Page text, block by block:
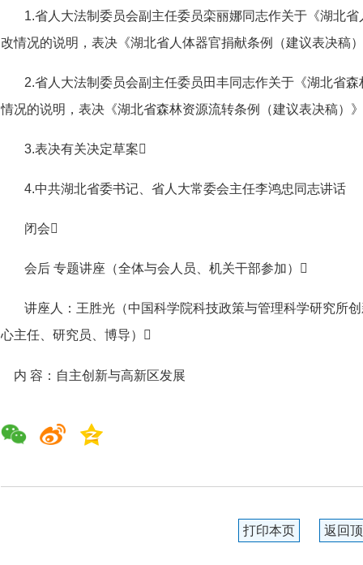
1.省人大法制委员会副主任委员栾丽娜同志作关于《湖北
改情况的说明，表决《湖北省人体器官捐献条例（建议表决稿
2.省人大法制委员会副主任委员田丰同志作关于《湖北省
情况的说明，表决《湖北省森林资源流转条例（建议表决稿）
3.表决有关决定草案
4.中共湖北省委书记、省人大常委会主任李鸿忠同志讲话
闭会
会后 专题讲座（全体与会人员、机关干部参加）
讲座人：王胜光（中国科学院科技政策与管理科学研究所
心主任、研究员、博导）
内 容：自主创新与高新区发展
打印本页 返回